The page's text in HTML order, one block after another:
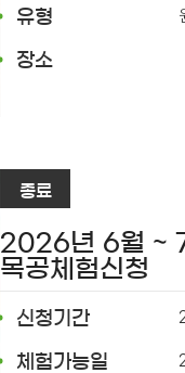
유형
장소
종료
2026년 6월 ~
목공체험신청
신청기간
체험가능일